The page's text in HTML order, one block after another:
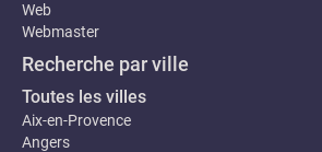
Web
Webmaster
Recherche par ville
Toutes les villes
Aix-en-Provence
Angers